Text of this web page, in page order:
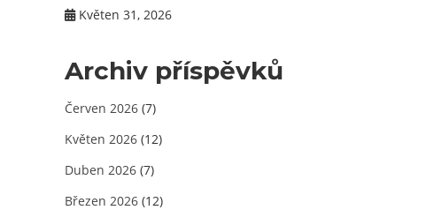
Květen 31, 2026
Archiv příspěvků
Červen 2026 (7)
Květen 2026 (12)
Duben 2026 (7)
Březen 2026 (12)